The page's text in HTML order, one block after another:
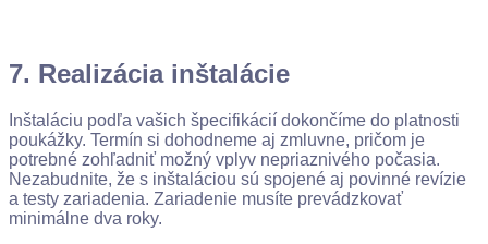
7. Realizácia inštalácie
Inštaláciu podľa vašich špecifikácií dokončíme do platnosti
poukážky. Termín si dohodneme aj zmluvne, pričom je
potrebné zohľadniť možný vplyv nepriaznivého počasia.
Nezabudnite, že s inštaláciou sú spojené aj povinné revízie
a testy zariadenia. Zariadenie musíte prevádzkovať
minimálne dva roky.